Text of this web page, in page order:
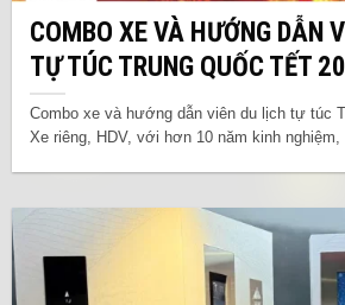
COMBO XE VÀ HƯỚNG DẪN
TỰ TÚC TRUNG QUỐC TẾT
Combo xe và hướng dẫn viên du lịch tự túc
Xe riêng, HDV, với hơn 10 năm kinh nghiệm,